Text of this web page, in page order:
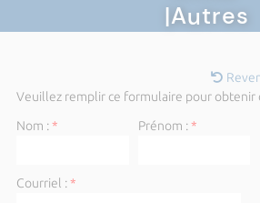
|Autres
Veuillez remplir ce formulaire pour obtenir
Nom :* Prénom :*
Courriel :*